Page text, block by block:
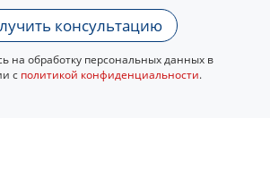
консультацию
на обработку персональных данных в
с политикой конфиденциальности.